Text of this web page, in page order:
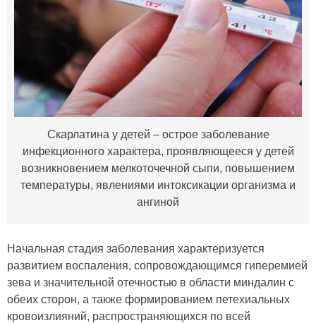
Скарлатина у детей – острое заболевание
инфекционного характера, проявляющееся у детей
возникновением мелкоточечной сыпи, повышением
температуры, явлениями интоксикации организма и
ангиной
Начальная стадия заболевания характеризуется
развитием воспаления, сопровождающимся гиперемией
зева и значительной отечностью в области миндалин с
обеих сторон, а также формированием петехиальных
кровоизлияний, распространяющихся по всей